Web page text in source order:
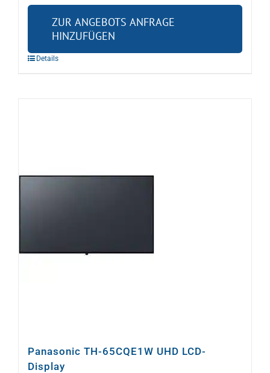
ZUR ANGEBOTS ANFRAGE
HINZUFÜGEN
Details
Panasonic TH-65CQE1W UHD LCD-
Display